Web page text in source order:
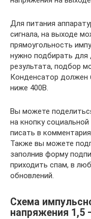
Для питания
сигнала, на выходе
прямоугольность
нужно подбирать для
результата, подбор
Конденсатор должен
ниже 400В.
Вы можете
на кнопку
писать в
Также вы можете
заполнив форму
приходить спам, в
обновлений.
Схема
напряжения 1,5